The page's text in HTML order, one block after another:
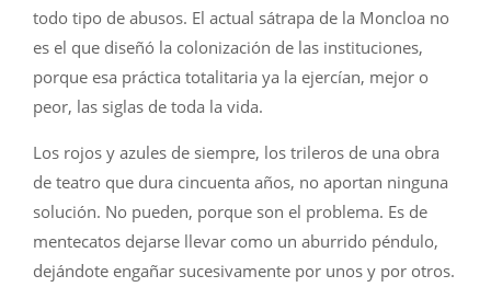
todo tipo de abusos. El actual sátrapa de la Moncloa no
es el que diseñó la colonización de las instituciones,
porque esa práctica totalitaria ya la ejercían, mejor o
peor, las siglas de toda la vida.
Los rojos y azules de siempre, los trileros de una obra
de teatro que dura cincuenta años, no aportan ninguna
solución. No pueden, porque son el problema. Es de
mentecatos dejarse llevar como un aburrido péndulo,
dejándote engañar sucesivamente por unos y por otros.